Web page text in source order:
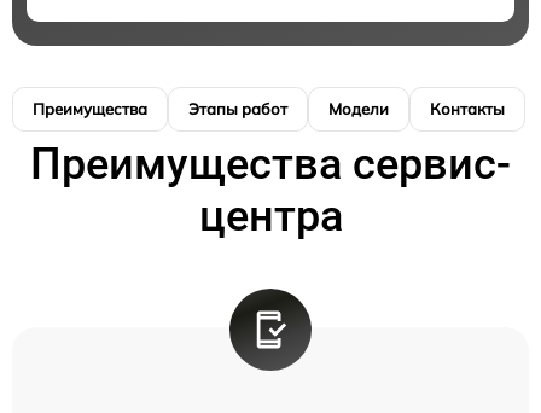
Преимущества Этапы работ Модели Контакты
Преимущества сервис-
центра